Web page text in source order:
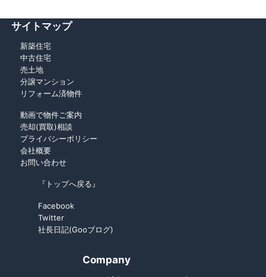
サイトマップ
新築住宅
中古住宅
売土地
分譲マンション
リフォーム済物件
動画で物件ご案内
売却(買取)相談
プライバシーポリシー
会社概要
お問い合わせ
『トップへ戻る』
Facebook
Twitter
社長日記(Gooブログ)
Company